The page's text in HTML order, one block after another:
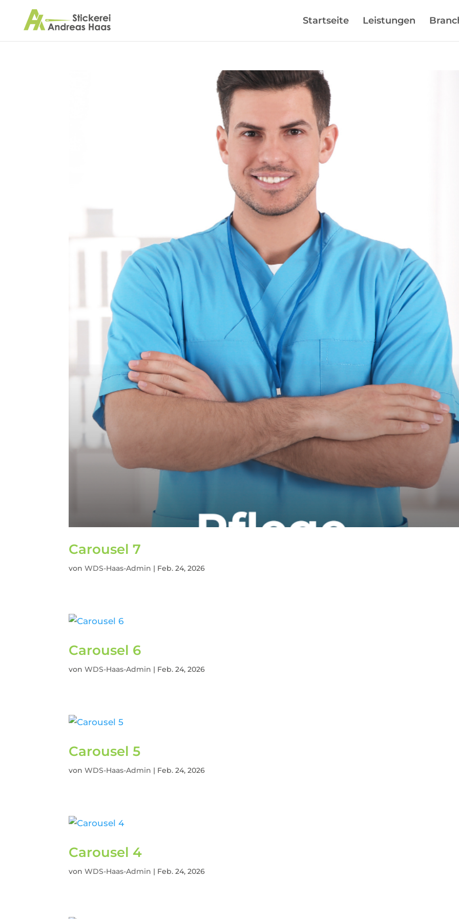
Startseite Leistungen
Carousel 7
vonWDS-Haas-Admin | Feb. 24, 2026
Carousel 6
vonWDS-Haas-Admin | Feb. 24, 2026
Carousel 5
vonWDS-Haas-Admin | Feb. 24, 2026
Carousel 4
vonWDS-Haas-Admin | Feb. 24, 2026